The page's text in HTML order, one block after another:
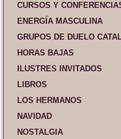
CURSOS Y
ENERGÍA MASCULINA
GRUPOS DE DUELO
HORAS BAJAS
ILUSTRES INVITADOS
LIBROS
LOS HERMANOS
NAVIDAD
NOSTALGIA